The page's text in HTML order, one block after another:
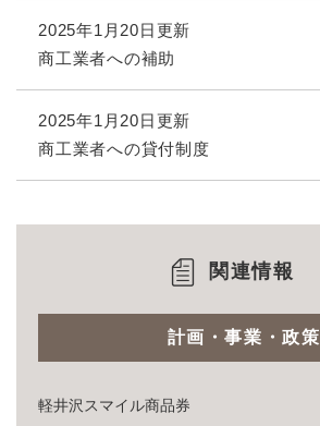
2025年1月20日更新
商工業者への補助
2025年1月20日更新
商工業者への貸付制度
関連情報
計画・事業・政策
軽井沢スマイル商品券